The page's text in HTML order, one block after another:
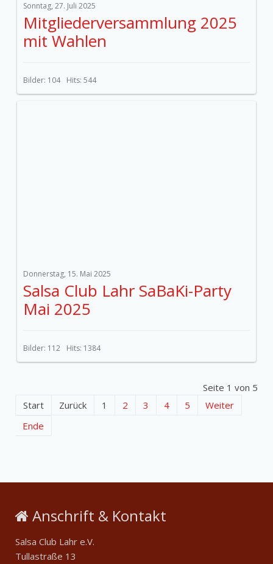
Sonntag, 27. Juli 2025
Mitgliederversammlung 2025
mit Wahlen
Bilder: 104 Hits: 544
Donnerstag, 15. Mai 2025
Salsa Club Lahr SaBaKi-Party
Mai 2025
Bilder: 112 Hits: 1384
Seite 1 von 5
Start
Zurück 1 2 3 4 5
Weiter
Ende
Anschrift & Kontakt
Salsa Club Lahr e.V.
Tullastraße 13